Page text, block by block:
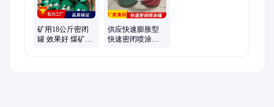
风机、米库姆转鼓机、矿用束管、粉料取样机、颗粒取样器、湿
煤破碎机、实验室真空过滤机、焦炭制球机
矿用18公斤密闭
罐 效果好 煤矿快
供应快速膨胀型
快速密闭喷涂罐